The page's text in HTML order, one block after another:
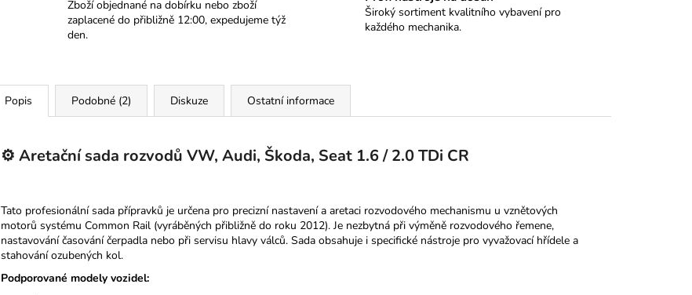
Zboží objednané na dobírku nebo zboží
zaplacené do přibližně 12:00, expedujeme týž
den.
Široký sortiment kvalitního vybavení pro
každého mechanika.
Popis Podobné (2) Diskuze Ostatní informace
⚙️ Aretační sada rozvodů VW, Audi, Škoda, Seat 1.6 / 2.0 TDi CR
Tato profesionální sada přípravků je určena pro precizní nastavení a aretaci rozvodového mechanismu u vznětových
motorů systému Common Rail (vyráběných přibližně do roku 2012). Je nezbytná při výměně rozvodového řemene,
nastavování časování čerpadla nebo při servisu hlavy válců. Sada obsahuje i specifické nástroje pro vyvažovací hřídele a
stahování ozubených kol.
Podporované modely vozidel: